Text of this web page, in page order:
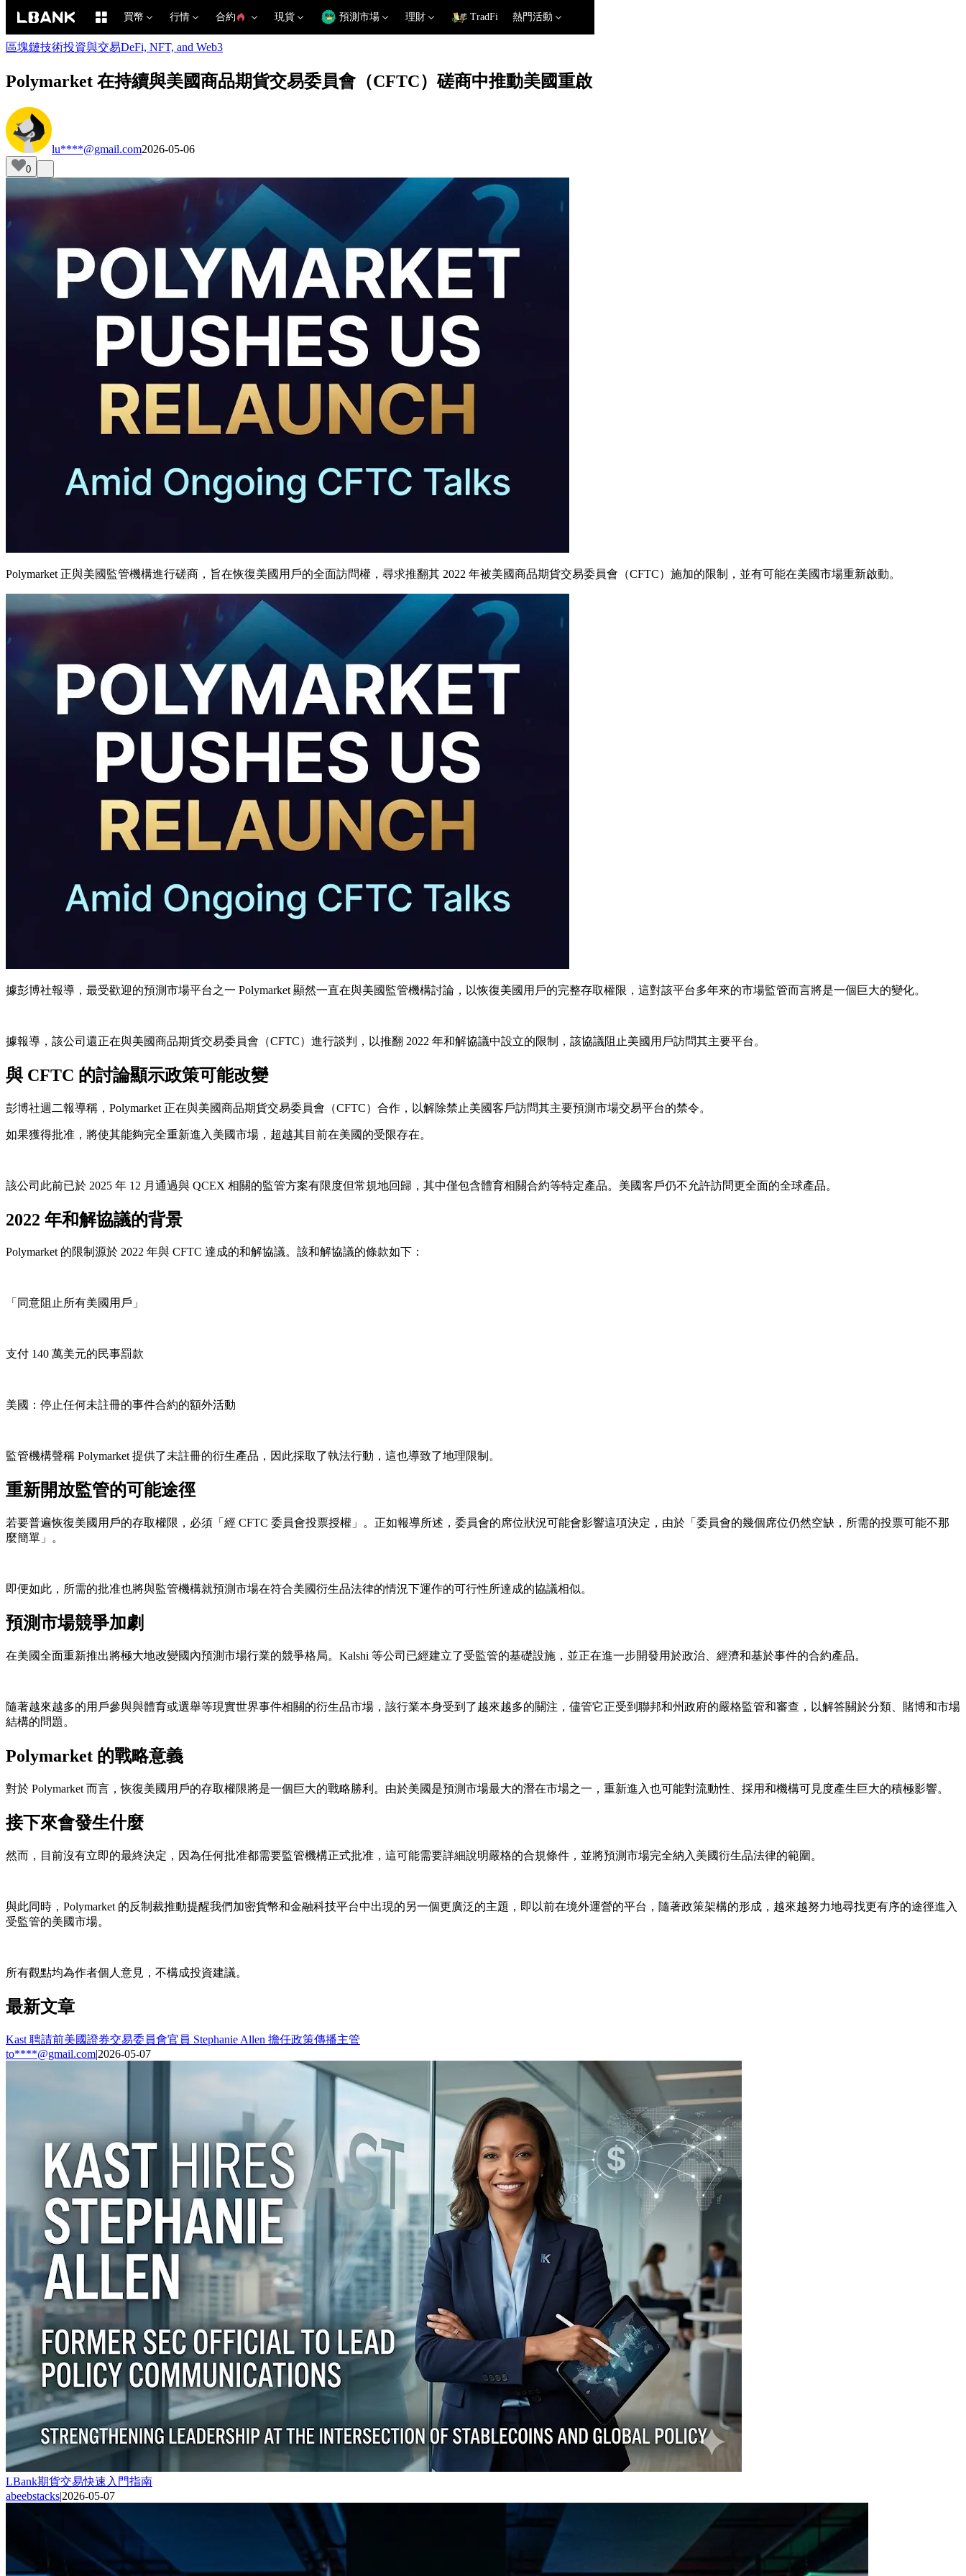
買幣 行情 合約 現貨 預測市場 理財 TradFi 熱門活動
區塊鏈技術投資與交易DeFi, NFT, and Web3
Polymarket 在持續與美國商品期貨交易委員會（CFTC）磋商中推動美國重啟
lu****@gmail.com2026-05-06
0
Polymarket 正與美國監管機構進行磋商，旨在恢復美國用戶的全面訪問權，尋求推翻其 2022 年被美國商品期貨交易委員會（CFTC）施加的限制，並有可能在美國市場重新啟動。
據彭博社報導，最受歡迎的預測市場平台之一 Polymarket 顯然一直在與美國監管機構討論，以恢復美國用戶的完整存取權限，這對該平台多年來的市場監管而言將是一個巨大的變化。
據報導，該公司還正在與美國商品期貨交易委員會（CFTC）進行談判，以推翻 2022 年和解協議中設立的限制，該協議阻止美國用戶訪問其主要平台。
與 CFTC 的討論顯示政策可能改變
彭博社週二報導稱，Polymarket 正在與美國商品期貨交易委員會（CFTC）合作，以解除禁止美國客戶訪問其主要預測市場交易平台的禁令。
如果獲得批准，將使其能夠完全重新進入美國市場，超越其目前在美國的受限存在。
該公司此前已於 2025 年 12 月通過與 QCEX 相關的監管方案有限度但常規地回歸，其中僅包含體育相關合約等特定產品。美國客戶仍不允許訪問更全面的全球產品。
2022 年和解協議的背景
Polymarket 的限制源於 2022 年與 CFTC 達成的和解協議。該和解協議的條款如下：
「同意阻止所有美國用戶」
支付 140 萬美元的民事罰款
美國：停止任何未註冊的事件合約的額外活動
監管機構聲稱 Polymarket 提供了未註冊的衍生產品，因此採取了執法行動，這也導致了地理限制。
重新開放監管的可能途徑
若要普遍恢復美國用戶的存取權限，必須「經 CFTC 委員會投票授權」。正如報導所述，委員會的席位狀況可能會影響這項決定，由於「委員會的幾個席位仍然空缺，所需的投票可能不那
麼簡單」。
即便如此，所需的批准也將與監管機構就預測市場在符合美國衍生品法律的情況下運作的可行性所達成的協議相似。
預測市場競爭加劇
在美國全面重新推出將極大地改變國內預測市場行業的競爭格局。Kalshi 等公司已經建立了受監管的基礎設施，並正在進一步開發用於政治、經濟和基於事件的合約產品。
隨著越來越多的用戶參與與體育或選舉等現實世界事件相關的衍生品市場，該行業本身受到了越來越多的關注，儘管它正受到聯邦和州政府的嚴格監管和審查，以解答關於分類、賭博和市場
結構的問題。
Polymarket 的戰略意義
對於 Polymarket 而言，恢復美國用戶的存取權限將是一個巨大的戰略勝利。由於美國是預測市場最大的潛在市場之一，重新進入也可能對流動性、採用和機構可見度產生巨大的積極影響。
接下來會發生什麼
然而，目前沒有立即的最終決定，因為任何批准都需要監管機構正式批准，這可能需要詳細說明嚴格的合規條件，並將預測市場完全納入美國衍生品法律的範圍。
與此同時，Polymarket 的反制裁推動提醒我們加密貨幣和金融科技平台中出現的另一個更廣泛的主題，即以前在境外運營的平台，隨著政策架構的形成，越來越努力地尋找更有序的途徑進入
受監管的美國市場。
所有觀點均為作者個人意見，不構成投資建議。
最新文章
Kast 聘請前美國證券交易委員會官員 Stephanie Allen 擔任政策傳播主管
to****@gmail.com|2026-05-07
LBank期貨交易快速入門指南
abeebstacks|2026-05-07